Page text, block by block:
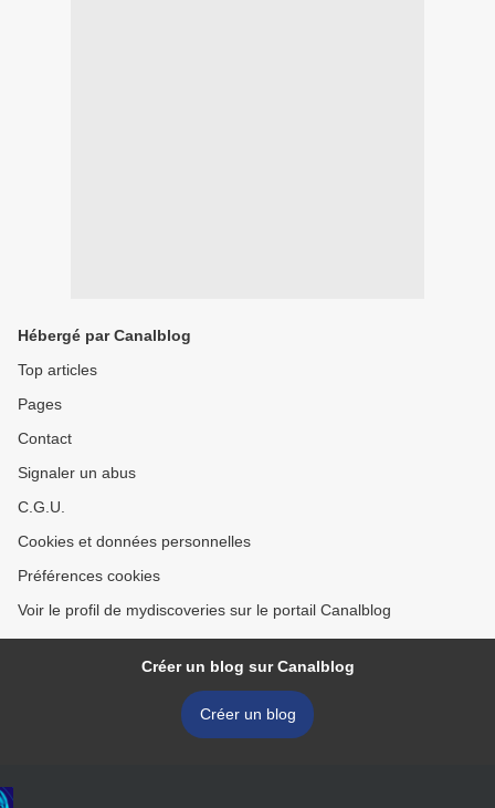
Hébergé par Canalblog
Top articles
Pages
Contact
Signaler un abus
C.G.U.
Cookies et données personnelles
Préférences cookies
Voir le profil de mydiscoveries sur le portail Canalblog
Créer un blog sur Canalblog
Créer un blog